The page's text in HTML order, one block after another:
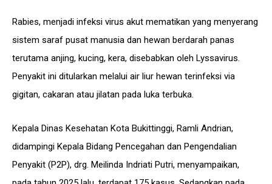
Rabies, menjadi infeksi virus akut mematikan yang menyerang
sistem saraf pusat manusia dan hewan berdarah panas
terutama anjing, kucing, kera, disebabkan oleh Lyssavirus.
Penyakit ini ditularkan melalui air liur hewan terinfeksi via
gigitan, cakaran atau jilatan pada luka terbuka.
Kepala Dinas Kesehatan Kota Bukittinggi, Ramli Andrian,
didampingi Kepala Bidang Pencegahan dan Pengendalian
Penyakit (P2P), drg. Meilinda Indriati Putri, menyampaikan,